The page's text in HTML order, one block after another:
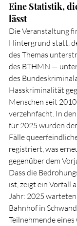
Eine Statistik,
lässt
Die Veranstaltung
Hintergrund statt,
des Themas
des BTHMN —
des
Hasskriminalität
Menschen seit
verzehnfacht. In
für 2025 wurden
Fälle
registriert, was
gegenüber dem
Dass die
ist, zeigt ein Vorfall
Jahr: 2025
Bahnhof in
Teilnehmende